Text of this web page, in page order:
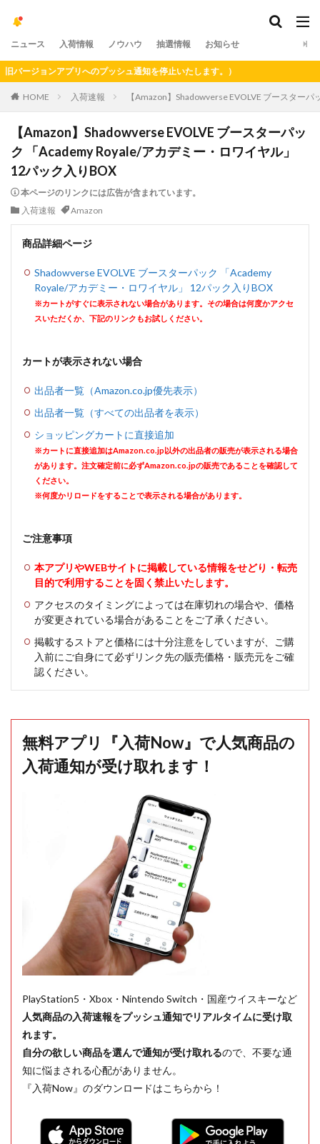
ニュース 入荷情報 ノウハウ 抽選情報 お知らせ
ョンアプリへのプッシュ通知を停止いたします。）
HOME 入荷速報 【Amazon】Shadowverse EVOLVE ブースター
【Amazon】Shadowverse EVOLVE ブースターパッ
ク 「Academy Royale/アカデミー・ロワイヤル」
12パック入りBOX
本ページのリンクには広告が含まれています。
入荷速報
Amazon
商品詳細ページ
Shadowverse EVOLVE ブースターパック 「Academy
Royale/アカデミー・ロワイヤル」 12パック入りBOX
※カートがすぐに表示されない場合があります。その場合は何度かアクセ
スいただくか、下記のリンクもお試しください。
カートが表示されない場合
出品者一覧（Amazon.co.jp優先表示）
出品者一覧（すべての出品者を表示）
ショッピングカートに直接追加
※カートに直接追加はAmazon.co.jp以外の出品者の販売が表示される場合
があります。注文確定前に必ずAmazon.co.jpの販売であることを確認して
ください。
※何度かリロードをすることで表示される場合があります。
ご注意事項
本アプリやWEBサイトに掲載している情報をせどり・転売
目的で利用することを固く禁止いたします。
アクセスのタイミングによっては在庫切れの場合や、価格
が変更されている場合があることをご了承ください。
掲載するストアと価格には十分注意をしていますが、ご購
入前にご自身にて必ずリンク先の販売価格・販売元をご確
認ください。
無料アプリ『入荷Now』で人気商品の
入荷通知が受け取れます！
PlayStation5・Xbox・Nintendo Switch・国産ウイスキーなど
人気商品の入荷速報をプッシュ通知でリアルタイムに受け取
れます。
自分の欲しい商品を選んで通知が受け取れるので、不要な通
知に悩まされる心配がありません。
『入荷Now』のダウンロードはこちらから！